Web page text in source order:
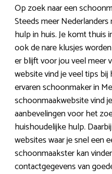
Op zoek naar een
Steeds meer
hulp in huis. Je komt thuis
ook de nare klusjes
er blijft voor jou veel meer
website vind je veel tips
ervaren schoonmaker in
schoonmaakwebsite vind
aanbevelingen voor het
huishoudelijke hulp.
websites waar je snel een
schoonmaakster kan
contactgegevens van